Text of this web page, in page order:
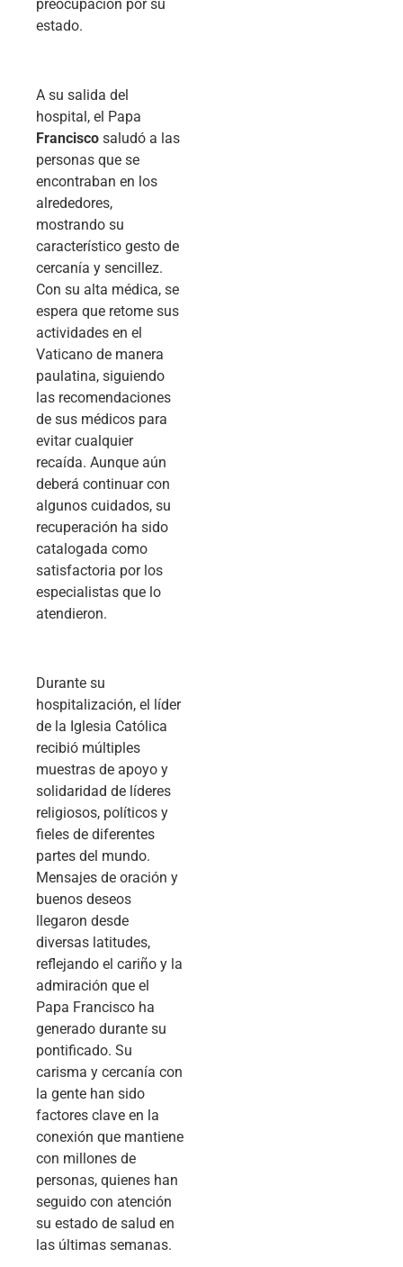
preocupación por su
estado.
A su salida del
hospital, el Papa
Francisco saludó a las
personas que se
encontraban en los
alrededores,
mostrando su
característico gesto de
cercanía y sencillez.
Con su alta médica, se
espera que retome sus
actividades en el
Vaticano de manera
paulatina, siguiendo
las recomendaciones
de sus médicos para
evitar cualquier
recaída. Aunque aún
deberá continuar con
algunos cuidados, su
recuperación ha sido
catalogada como
satisfactoria por los
especialistas que lo
atendieron.
Durante su
hospitalización, el líder
de la Iglesia Católica
recibió múltiples
muestras de apoyo y
solidaridad de líderes
religiosos, políticos y
fieles de diferentes
partes del mundo.
Mensajes de oración y
buenos deseos
llegaron desde
diversas latitudes,
reflejando el cariño y la
admiración que el
Papa Francisco ha
generado durante su
pontificado. Su
carisma y cercanía con
la gente han sido
factores clave en la
conexión que mantiene
con millones de
personas, quienes han
seguido con atención
su estado de salud en
las últimas semanas.